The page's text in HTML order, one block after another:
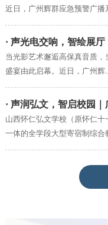
近日，广州辉群应急预警广播
· 声光电交响，智绘展
当光影艺术邂逅高保真音质
盛宴由此启幕。近日，广州辉
· 声润弘文，智启校园
山西怀仁弘文学校（原怀仁
一体的全学段大型寄宿制综合